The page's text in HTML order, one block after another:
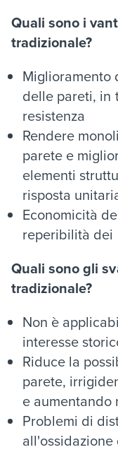
Quali sono i
tradizionale?
Miglioramento
delle pareti, in
resistenza
Rendere
parete e
elementi
risposta
Economicità
reperibilità dei
Quali sono gli
tradizionale?
Non è
interesse
Riduce la
parete,
e aumentando
Problemi di